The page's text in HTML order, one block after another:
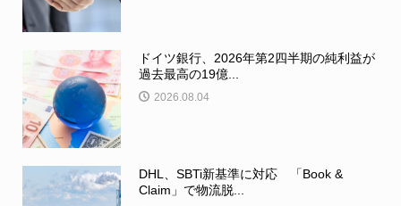
ドイツ銀行、2026年第2四半期の純利益が
過去最高の19億...
2026.08.04
DHL、SBTi新基準に対応 「Book &
Claim」で物流脱...